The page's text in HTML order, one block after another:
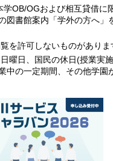
OB/OGおよび相互貸借に
図書館案内「学外の方へ」
を許可しないものがありま
曜日、国民の休日(授業実
中の一定期間、その他学園